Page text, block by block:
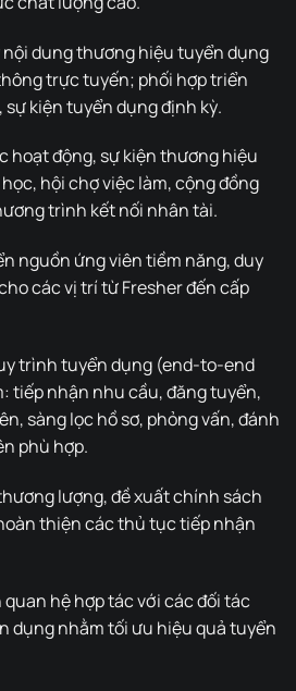
nội dung thương hiệu tuyển dụng
trực tuyến; phối hợp triển
kiện tuyển dụng định kỳ.
hoạt động, sự kiện thương hiệu
hội chợ việc làm, cộng đồng
trình kết nối nhân tài.
nguồn ứng viên tiềm năng, duy
các vị trí từ Fresher đến cấp
trình tuyển dụng (end-to-end
tiếp nhận nhu cầu, đăng tuyển,
sàng lọc hồ sơ, phỏng vấn, đánh
phù hợp.
lượng, đề xuất chính sách
thiện các thủ tục tiếp nhận
hệ hợp tác với các đối tác
dụng nhằm tối ưu hiệu quả tuyển